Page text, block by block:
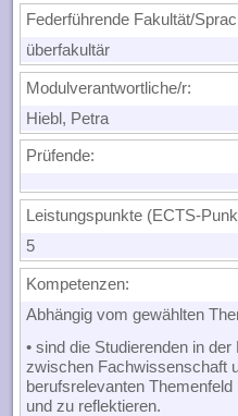
Federführende Fakultät/
überfakultär
Modulverantwortliche/r:
Hiebl, Petra
Prüfende:
Leistungspunkte (ECTS-
5
Kompetenzen:
Abhängig vom gewählten
• sind die Studierenden in
zwischen Fachwissenschaft
berufsrelevanten
und zu reflektieren.